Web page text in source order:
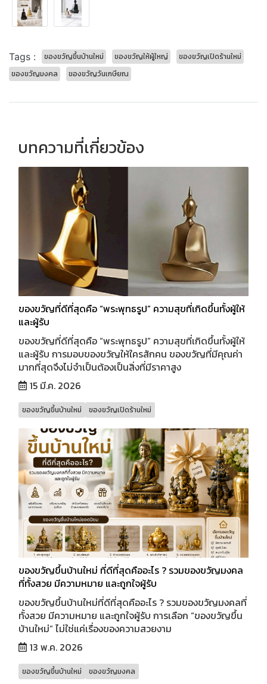
Tags : ของขวัญขึ้นบ้านใหม่ ของขวัญให้ผู้ใหญ่
ของขวัญเปิดร้านใหม่
ของขวัญมงคล
ของขวัญวันเกษียณ
บทความที่เกี่ยวข้อง
ของขวัญที่ดีที่สุดคือ “พระพุทธรูป” ความสุขที่เกิดขึ้นทั้งผู้ให้
และผู้รับ
ของขวัญที่ดีที่สุดคือ “พระพุทธรูป” ความสุขที่เกิดขึ้นทั้งผู้ให้
และผู้รับ การมอบของขวัญให้ใครสักคน ของขวัญที่มีคุณค่า
มากที่สุดจึงไม่จำเป็นต้องเป็นสิ่งที่มีราคาสูง
15 มี.ค. 2026
ของขวัญขึ้นบ้านใหม่ ของขวัญเปิดร้านใหม่
ของขวัญขึ้นบ้านใหม่ ที่ดีที่สุดคืออะไร ? รวมของขวัญมงคล
ที่ทั้งสวย มีความหมาย และถูกใจผู้รับ
ของขวัญขึ้นบ้านใหม่ที่ดีที่สุดคืออะไร ? รวมของขวัญมงคลที่
ทั้งสวย มีความหมาย และถูกใจผู้รับ การเลือก “ของขวัญขึ้น
บ้านใหม่” ไม่ใช่แค่เรื่องของความสวยงาม
13 พ.ค. 2026
ของขวัญขึ้นบ้านใหม่ ของขวัญมงคล